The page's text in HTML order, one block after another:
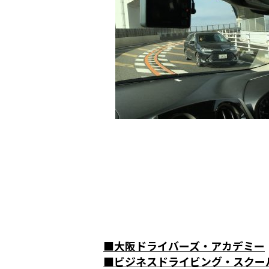
■大阪ドライバーズ・アカデミー
■ビジネスドライビング・スクー